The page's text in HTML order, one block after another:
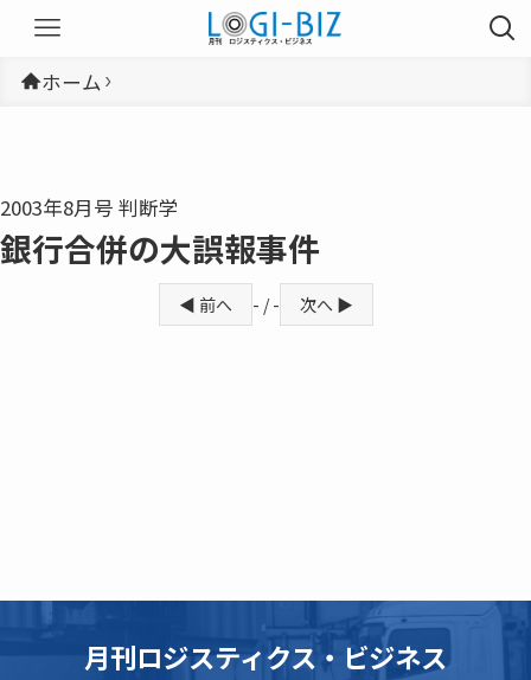
ホーム
2003年8月号 判断学
銀行合併の大誤報事件
◀ 前へ - / - 次へ ▶
月刊ロジスティクス・ビジネス